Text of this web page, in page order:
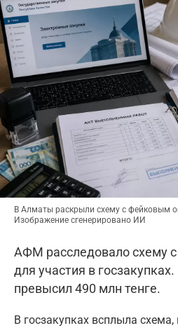
В Алматы раскрыли схему с фейковым
Изображение сгенерировано ИИ
АФМ расследовало схему
для участия в
превысил 490 млн тенге.
В госзакупках всплыла